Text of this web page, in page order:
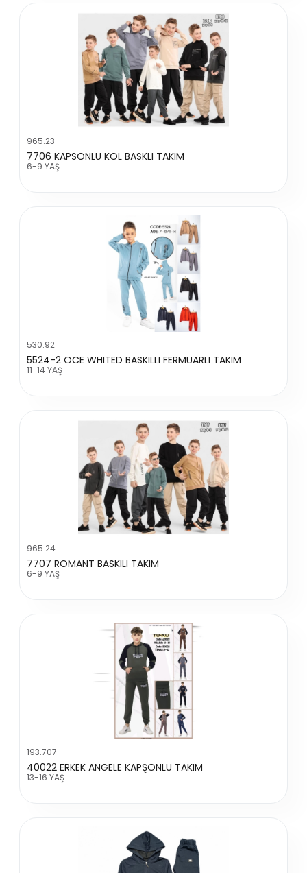
965.23
7706 KAPSONLU KOL BASKLI TAKIM
6-9 YAŞ
530.92
5524-2 OCE WHITED BASKILLI FERMUARLI TAKIM
11-14 YAŞ
965.24
7707 ROMANT BASKILI TAKIM
6-9 YAŞ
193.707
40022 ERKEK ANGELE KAPŞONLU TAKIM
13-16 YAŞ